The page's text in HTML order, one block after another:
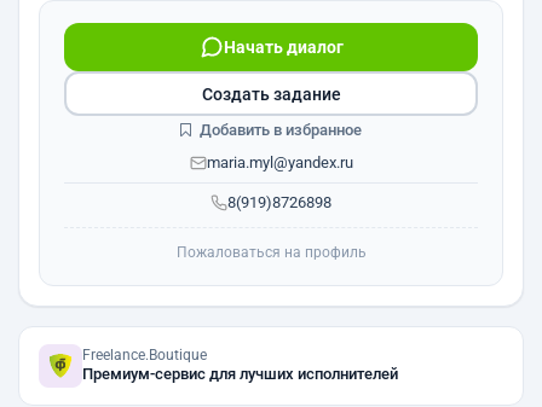
8(919)8726898
Начать диалог
maria.myl@yandex.ru
Создать задание
Добавить в избранное
Пожаловаться на профиль
Freelance.Boutique
Премиум-сервис для лучших исполнителей